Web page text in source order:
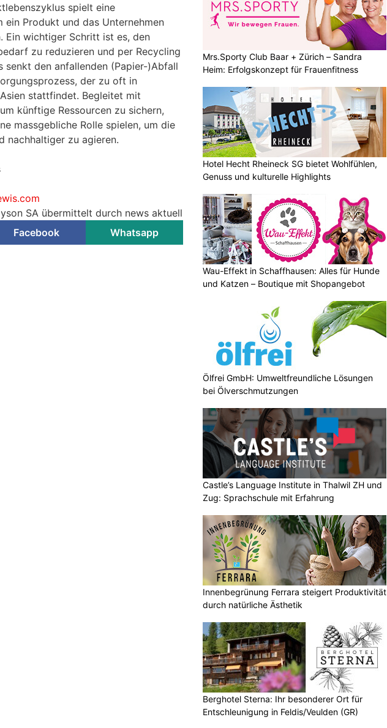
spielt eine
ein Produkt und das Unternehmen
Ein wichtiger Schritt ist es, den
zu reduzieren und per Recycling
senkt den anfallenden (Papier-)Abfall
der zu oft in
stattfindet. Begleitet mit
künftige Ressourcen zu sichern,
massgebliche Rolle spielen, um die
nachhaltiger zu agieren.
SA übermittelt durch news aktuell
Facebook Whatsapp
Mrs.Sporty Club Baar + Zürich – Sandra
Heim: Erfolgskonzept für Frauenfitness
Hotel Hecht Rheineck SG bietet Wohlfühlen,
Genuss und kulturelle Highlights
Wau-Effekt in Schaffhausen: Alles für Hunde
und Katzen – Boutique mit Shopangebot
Ölfrei GmbH: Umweltfreundliche Lösungen
bei Ölverschmutzungen
Castle’s Language Institute in Thalwil ZH und
Zug: Sprachschule mit Erfahrung
Innenbegrünung Ferrara steigert Produktivität
durch natürliche Ästhetik
Berghotel Sterna: Ihr besonderer Ort für
Entschleunigung in Feldis/Veulden (GR)